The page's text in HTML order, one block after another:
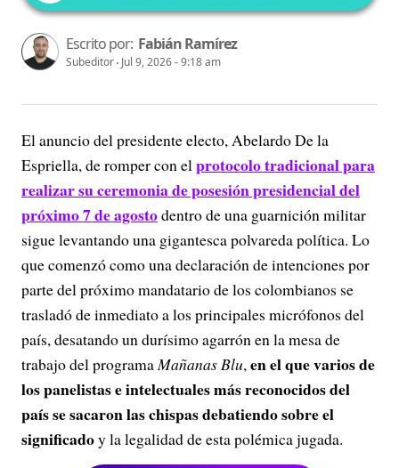
Escrito por: Fabián Ramírez
Subeditor Jul 9, 2026 - 9:18 am
El anuncio del presidente electo, Abelardo De la
Espriella, de romper con elprotocolo tradicional para
realizar su ceremonia de posesión presidencial del
próximo 7 de agostodentro de una guarnición militar
sigue levantando una gigantesca polvareda política. Lo
que comenzó como una declaración de intenciones por
parte del próximo mandatario de los colombianos se
trasladó de inmediato a los principales micrófonos del
país, desatando un durísimo agarrón en la mesa de
trabajo del programaMañanas Blu,en el que varios de
los panelistas e intelectuales más reconocidos del
país se sacaron las chispas debatiendo sobre el
significadoy la legalidad de esta polémica jugada.